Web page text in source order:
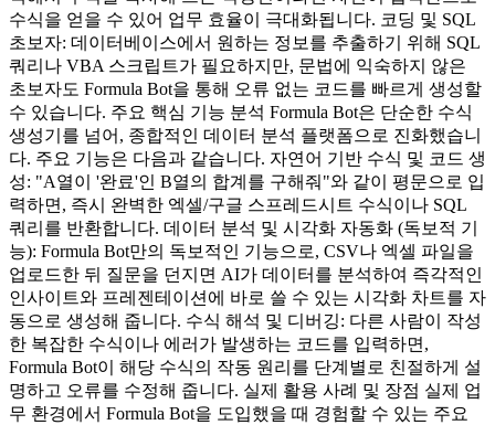
수식을 얻을 수 있어 업무 효율이 극대화됩니다. 코딩 및 SQL
초보자: 데이터베이스에서 원하는 정보를 추출하기 위해 SQL
쿼리나 VBA 스크립트가 필요하지만, 문법에 익숙하지 않은
초보자도 Formula Bot을 통해 오류 없는 코드를 빠르게 생성할
수 있습니다. 주요 핵심 기능 분석 Formula Bot은 단순한 수식
생성기를 넘어, 종합적인 데이터 분석 플랫폼으로 진화했습니
다. 주요 기능은 다음과 같습니다. 자연어 기반 수식 및 코드 생
성: "A열이 '완료'인 B열의 합계를 구해줘"와 같이 평문으로 입
력하면, 즉시 완벽한 엑셀/구글 스프레드시트 수식이나 SQL
쿼리를 반환합니다. 데이터 분석 및 시각화 자동화 (독보적 기
능): Formula Bot만의 독보적인 기능으로, CSV나 엑셀 파일을
업로드한 뒤 질문을 던지면 AI가 데이터를 분석하여 즉각적인
인사이트와 프레젠테이션에 바로 쓸 수 있는 시각화 차트를 자
동으로 생성해 줍니다. 수식 해석 및 디버깅: 다른 사람이 작성
한 복잡한 수식이나 에러가 발생하는 코드를 입력하면,
Formula Bot이 해당 수식의 작동 원리를 단계별로 친절하게 설
명하고 오류를 수정해 줍니다. 실제 활용 사례 및 장점 실제 업
무 환경에서 Formula Bot을 도입했을 때 경험할 수 있는 주요